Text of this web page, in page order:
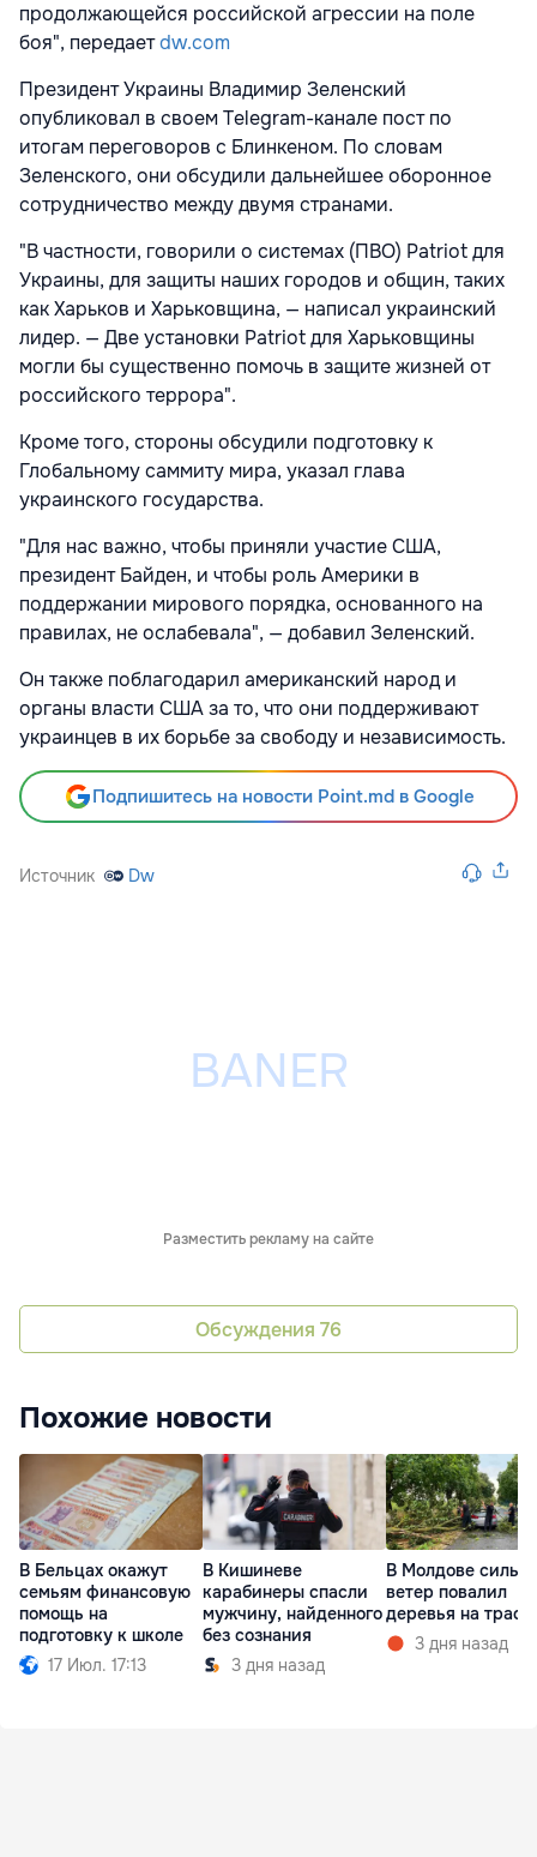
продолжающейся российской агрессии на поле
боя", передаетdw.com
Президент Украины Владимир Зеленский
опубликовал в своем Telegram-канале пост по
итогам переговоров с Блинкеном. По словам
Зеленского, они обсудили дальнейшее оборонное
сотрудничество между двумя странами.
"В частности, говорили о системах (ПВО) Patriot для
Украины, для защиты наших городов и общин, таких
как Харьков и Харьковщина, — написал украинский
лидер. — Две установки Patriot для Харьковщины
могли бы существенно помочь в защите жизней от
российского террора".
Кроме того, стороны обсудили подготовку к
Глобальному саммиту мира, указал глава
украинского государства.
"Для нас важно, чтобы приняли участие США,
президент Байден, и чтобы роль Америки в
поддержании мирового порядка, основанного на
правилах, не ослабевала", — добавил Зеленский.
Он также поблагодарил американский народ и
органы власти США за то, что они поддерживают
украинцев в их борьбе за свободу и независимость.
Подпишитесь на новости Point.md в Google
Источник Dw
Разместить рекламу на сайте
Обсуждения 76
Похожие новости
В Бельцах окажут
семьям финансовую
помощь на
подготовку к школе
17 Июл. 17:13
В Кишиневе
карабинеры спасли
мужчину, найденного
без сознания
3 дня назад
В Молдове
ветер повалил
деревья на
3 дня назад